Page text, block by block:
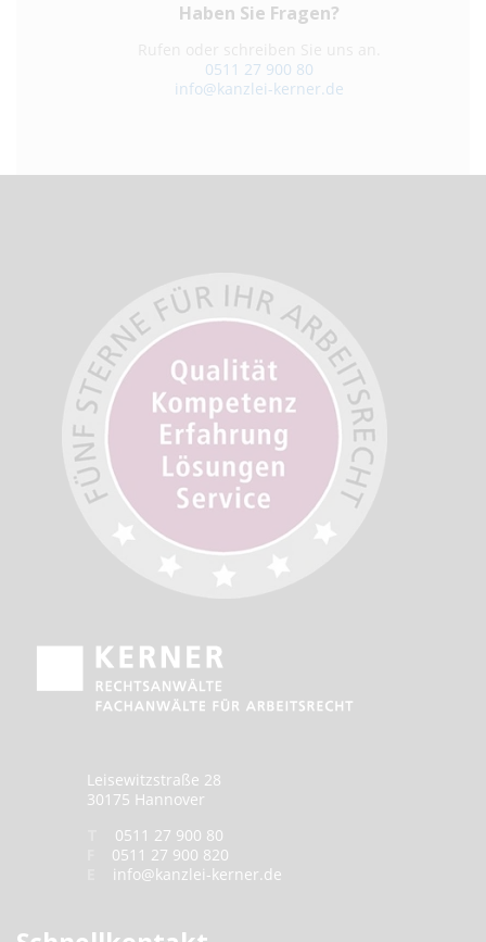
Haben Sie Fragen?
0511 27 900 80
info@kanzlei-kerner.de
Leisewitzstraße 28
30175 Hannover
0511 27 900 80
0511 27 900 820
info@kanzlei-kerner.de